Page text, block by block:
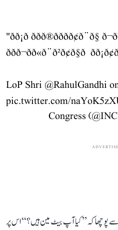
"ðð¡ð ððð®ððð­ð¢ð¨ð§
ððð¬ð­ð«ð¨ð²ð¢ð§ð
LoP Shri @RahulGandhi
pic.twitter.com/
کہ ’’کیا آپ بیٹ مین ہیں؟‘‘ اس پر